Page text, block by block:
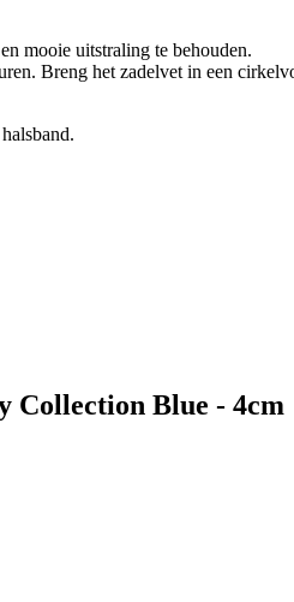
mooie uitstraling te behouden.
Breng het zadelvet in een
Collection Blue - 4cm